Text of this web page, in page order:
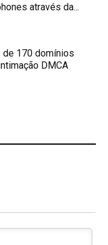
através da...
170 domínios
DMCA